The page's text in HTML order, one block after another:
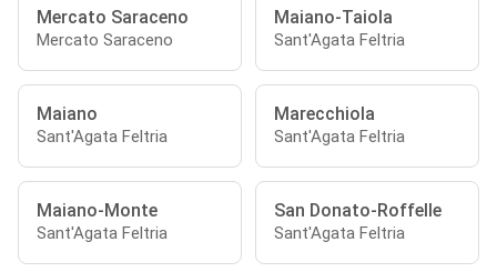
Mercato Saraceno
Mercato Saraceno
Maiano-Taiola
Sant'Agata Feltria
Maiano
Sant'Agata Feltria
Marecchiola
Sant'Agata Feltria
Maiano-Monte
Sant'Agata Feltria
San Donato-Roffelle
Sant'Agata Feltria